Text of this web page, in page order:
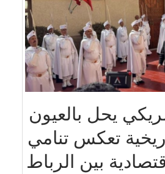
يحل بالعيون
تعكس تنامي
بين الرباط